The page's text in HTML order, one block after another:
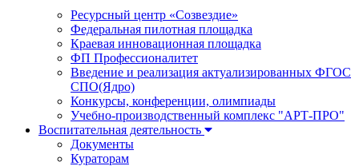
Ресурсный центр «Созвездие»
Федеральная пилотная площадка
Краевая инновационная площадка
ФП Профессионалитет
Введение и реализация актуализированных ФГОС
СПО(Ядро)
Конкурсы, конференции, олимпиады
Учебно-производственный комплекс "АРТ-ПРО"
Воспитательная деятельность
Документы
Кураторам